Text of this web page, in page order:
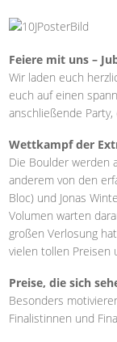
Feiere mit uns –
Wir laden euch
euch auf einen
anschließende
Wettkampf der
Die Boulder werden
anderem von den
Bloc) und Jonas
Volumen warten
großen Verlosung
vielen tollen Preisen
Preise, die sich
Besonders
Finalistinnen und